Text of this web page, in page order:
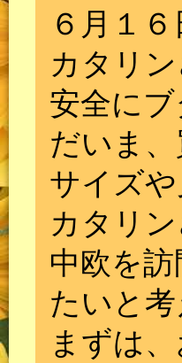
６月１
カタリ
安全に
だいま
サイズ
カタリ
中欧を
たいと
まずは